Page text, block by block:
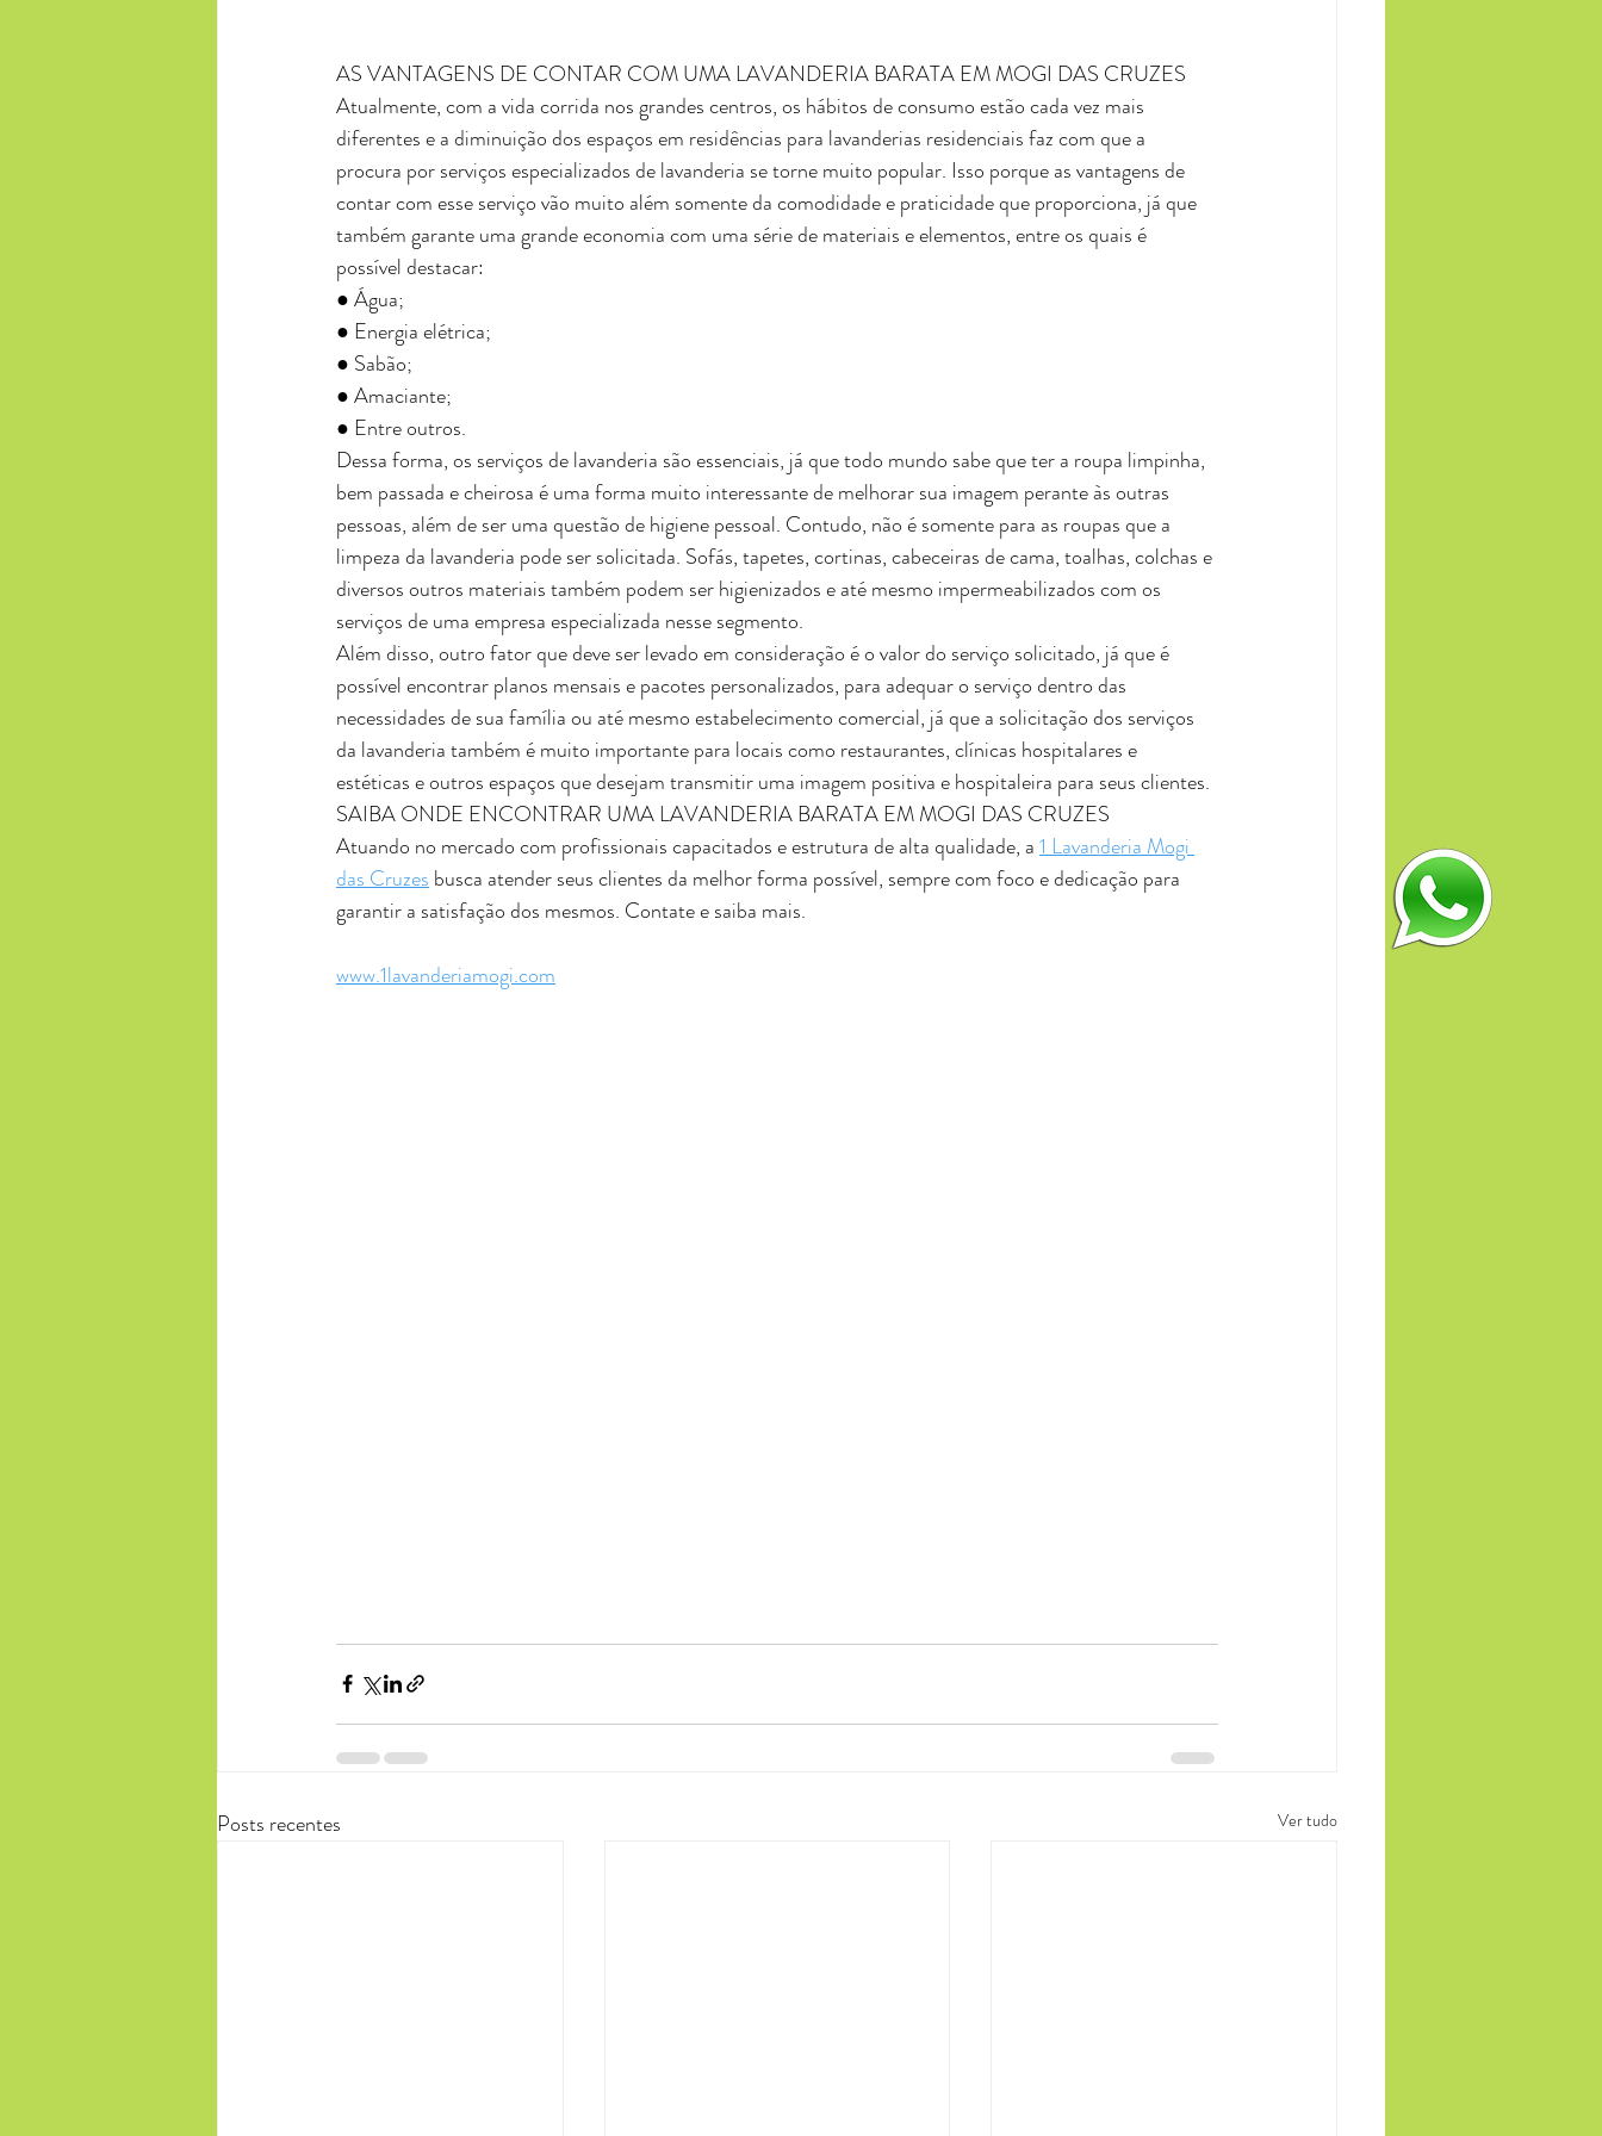
AS VANTAGENS DE CONTAR COM UMA LAVANDERIA BARATA EM MOGI DAS CRUZES
Atualmente, com a vida corrida nos grandes centros, os hábitos de consumo estão cada vez mais
diferentes e a diminuição dos espaços em residências para lavanderias residenciais faz com que a
procura por serviços especializados de lavanderia se torne muito popular. Isso porque as vantagens de
contar com esse serviço vão muito além somente da comodidade e praticidade que proporciona, já que
também garante uma grande economia com uma série de materiais e elementos, entre os quais é
possível destacar:
● Água;
● Energia elétrica;
● Sabão;
● Amaciante;
● Entre outros.
Dessa forma, os serviços de lavanderia são essenciais, já que todo mundo sabe que ter a roupa limpinha,
bem passada e cheirosa é uma forma muito interessante de melhorar sua imagem perante às outras
pessoas, além de ser uma questão de higiene pessoal. Contudo, não é somente para as roupas que a
limpeza da lavanderia pode ser solicitada. Sofás, tapetes, cortinas, cabeceiras de cama, toalhas, colchas e
diversos outros materiais também podem ser higienizados e até mesmo impermeabilizados com os
serviços de uma empresa especializada nesse segmento.
Além disso, outro fator que deve ser levado em consideração é o valor do serviço solicitado, já que é
possível encontrar planos mensais e pacotes personalizados, para adequar o serviço dentro das
necessidades de sua família ou até mesmo estabelecimento comercial, já que a solicitação dos serviços
da lavanderia também é muito importante para locais como restaurantes, clínicas hospitalares e
estéticas e outros espaços que desejam transmitir uma imagem positiva e hospitaleira para seus clientes.
SAIBA ONDE ENCONTRAR UMA LAVANDERIA BARATA EM MOGI DAS CRUZES
Atuando no mercado com profissionais capacitados e estrutura de alta qualidade, a 1 Lavanderia Mogi
das Cruzes busca atender seus clientes da melhor forma possível, sempre com foco e dedicação para
garantir a satisfação dos mesmos. Contate e saiba mais.
www.1lavanderiamogi.com
Posts recentes Ver tudo